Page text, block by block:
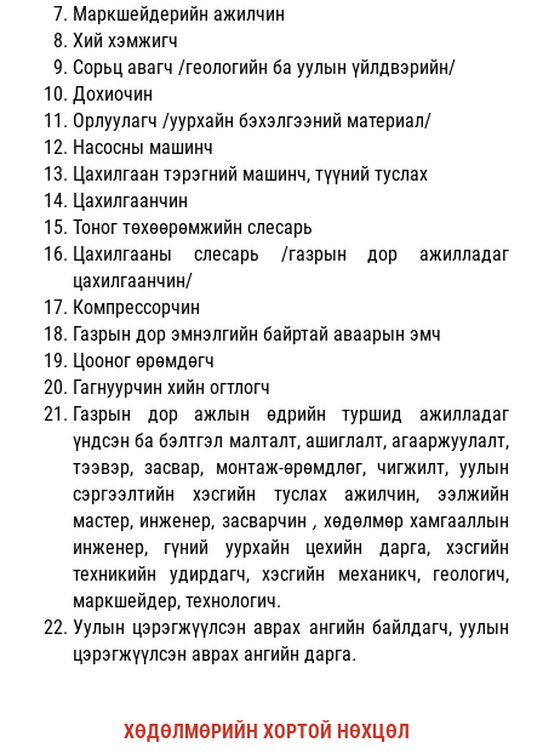
Маркшейдерийн ажилчин
Хий хэмжигч
Сорьц авагч /геологийн ба уулын үйлдвэрийн/
Дохиочин
Орлуулагч /уурхайн бэхэлгээний материал/
Насосны машинч
Цахилгаан тэрэгний машинч, түүний туслах
Цахилгаанчин
Тоног төхөөрөмжийн слесарь
Цахилгааны слесарь /газрын дор ажилладаг
цахилгаанчин/
Компрессорчин
Газрын дор эмнэлгийн байртай аваарын эмч
Цооног өрөмдөгч
Гагнуурчин хийн огтлогч
Газрын дор ажлын өдрийн туршид ажилладаг
үндсэн ба бэлтгэл малталт, ашиглалт, агааржуулалт,
тээвэр, засвар, монтаж-өрөмдлөг, чигжилт, уулын
сэргээлтийн хэсгийн туслах ажилчин, ээлжийн
мастер, инженер, засварчин , хөдөлмөр хамгааллын
инженер, гүний уурхайн цехийн дарга, хэсгийн
техникийн удирдагч, хэсгийн механикч, геологич,
маркшейдер, технологич.
Уулын цэрэгжүүлсэн аврах ангийн байлдагч, уулын
цэрэгжүүлсэн аврах ангийн дарга.
ХӨДӨЛМӨРИЙН ХОРТОЙ НӨХЦӨЛ